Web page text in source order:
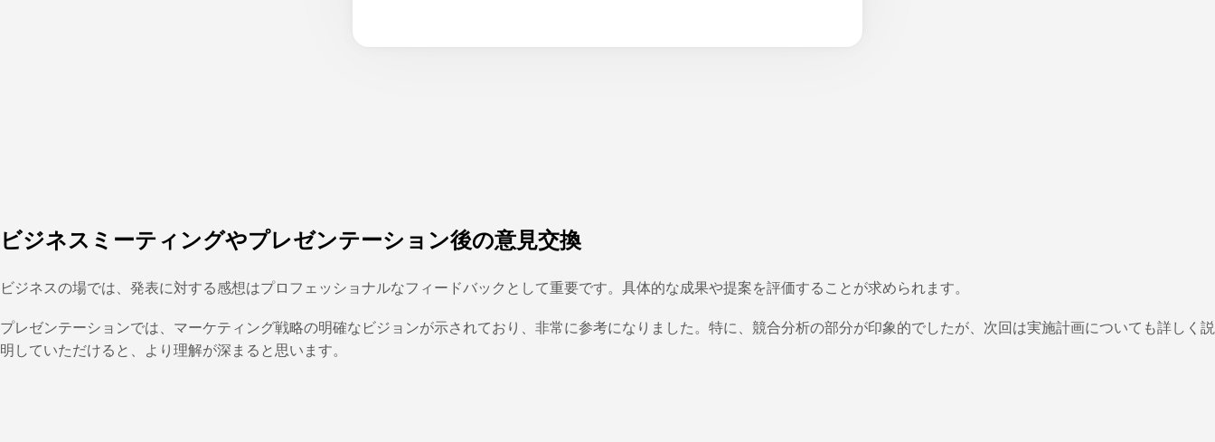
ビジネスミーティングやプレゼンテーション後の意見交換
ビジネスの場では、発表に対する感想はプロフェッショナルなフィードバックとして重要です。具体的な成果や提案を評価することが求められます。
プレゼンテーションでは、マーケティング戦略の明確なビジョンが示されており、非常に参考になりました。特に、競合分析の部分が印象的でしたが、次回は実施計画についても詳しく説
明していただけると、より理解が深まると思います。